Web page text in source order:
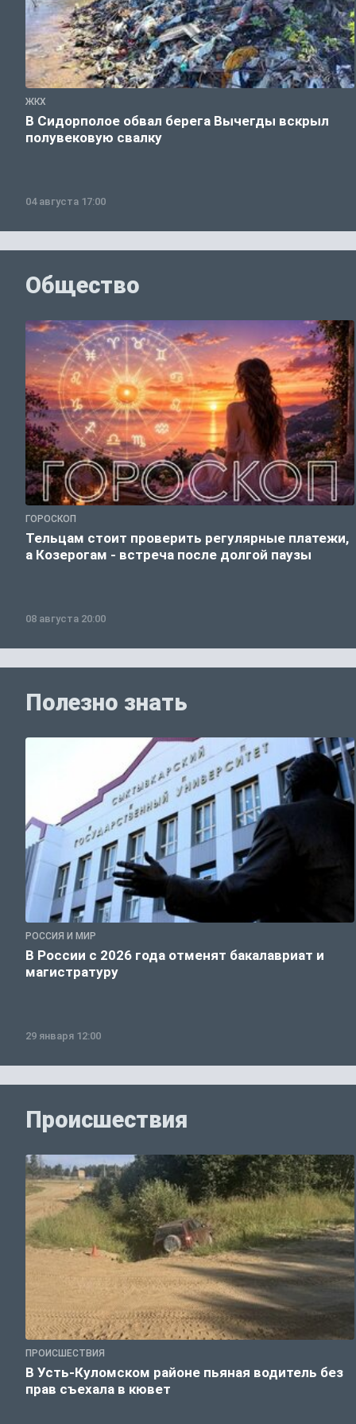
ЖКХ
В Сидорполое обвал берега Вычегды вскрыл
полувековую свалку
04 августа 17:00
Общество
ГОРОСКОП
Тельцам стоит проверить регулярные платежи,
а Козерогам - встреча после долгой паузы
08 августа 20:00
Полезно знать
РОССИЯ И МИР
В России с 2026 года отменят бакалавриат и
магистратуру
29 января 12:00
Происшествия
ПРОИСШЕСТВИЯ
В Усть-Куломском районе пьяная водитель без
прав съехала в кювет